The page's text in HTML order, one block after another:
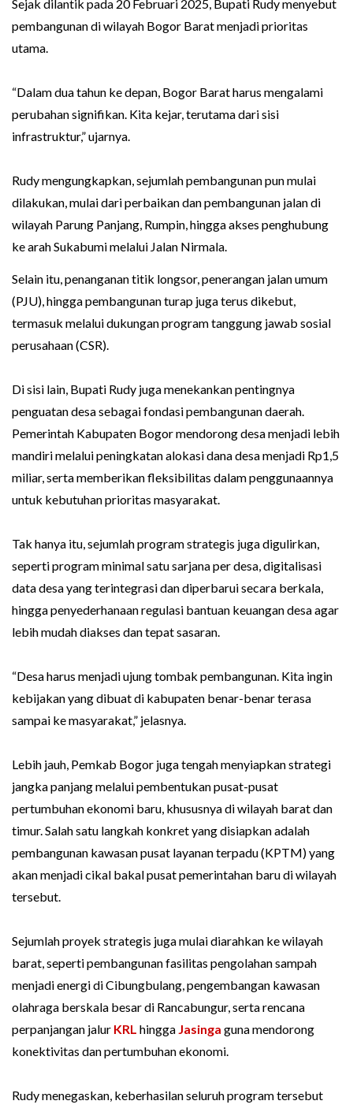
Sejak dilantik pada 20 Februari 2025, Bupati Rudy menyebut
pembangunan di wilayah Bogor Barat menjadi prioritas
utama.
“Dalam dua tahun ke depan, Bogor Barat harus mengalami
perubahan signifikan. Kita kejar, terutama dari sisi
infrastruktur,” ujarnya.
Rudy mengungkapkan, sejumlah pembangunan pun mulai
dilakukan, mulai dari perbaikan dan pembangunan jalan di
wilayah Parung Panjang, Rumpin, hingga akses penghubung
ke arah Sukabumi melalui Jalan Nirmala.
Selain itu, penanganan titik longsor, penerangan jalan umum
(PJU), hingga pembangunan turap juga terus dikebut,
termasuk melalui dukungan program tanggung jawab sosial
perusahaan (CSR).
Di sisi lain, Bupati Rudy juga menekankan pentingnya
penguatan desa sebagai fondasi pembangunan daerah.
Pemerintah Kabupaten Bogor mendorong desa menjadi lebih
mandiri melalui peningkatan alokasi dana desa menjadi Rp1,5
miliar, serta memberikan fleksibilitas dalam penggunaannya
untuk kebutuhan prioritas masyarakat.
Tak hanya itu, sejumlah program strategis juga digulirkan,
seperti program minimal satu sarjana per desa, digitalisasi
data desa yang terintegrasi dan diperbarui secara berkala,
hingga penyederhanaan regulasi bantuan keuangan desa agar
lebih mudah diakses dan tepat sasaran.
“Desa harus menjadi ujung tombak pembangunan. Kita ingin
kebijakan yang dibuat di kabupaten benar-benar terasa
sampai ke masyarakat,” jelasnya.
Lebih jauh, Pemkab Bogor juga tengah menyiapkan strategi
jangka panjang melalui pembentukan pusat-pusat
pertumbuhan ekonomi baru, khususnya di wilayah barat dan
timur. Salah satu langkah konkret yang disiapkan adalah
pembangunan kawasan pusat layanan terpadu (KPTM) yang
akan menjadi cikal bakal pusat pemerintahan baru di wilayah
tersebut.
Sejumlah proyek strategis juga mulai diarahkan ke wilayah
barat, seperti pembangunan fasilitas pengolahan sampah
menjadi energi di Cibungbulang, pengembangan kawasan
olahraga berskala besar di Rancabungur, serta rencana
perpanjangan jalur KRL hingga Jasinga guna mendorong
konektivitas dan pertumbuhan ekonomi.
Rudy menegaskan, keberhasilan seluruh program tersebut